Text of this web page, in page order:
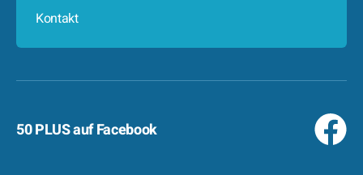
Kontakt
50 PLUS auf Facebook